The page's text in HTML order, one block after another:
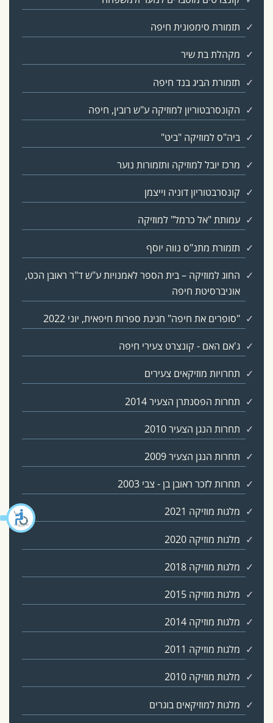
תזמורת סימפונית חיפה
מקהלת בת שיר
תזמורת הביג בנד חיפה
הקונסרבטוריון למוזיקה ע"ש רובין, חיפה
ביה"ס למוזיקה "ביט"
מרכז יובל למוזיקה ותזמורות נוער
קונסרבטוריון דוניה וייצמן
עמותת "אל כרמל" למוזיקה
תזמורת מתנ"ס נווה יוסף
החוג למוזיקה – בית הספר לאמנויות ע"ש ד"ר ראובן הכט,
אוניברסיטת חיפה
"סופרים את חיפה" חגיגת ספרות חיפאית, יוני 2022
ג'אם האם - קונצרט צעירי חיפה
תחרויות מוזיקאים צעירים
תחרות הפסנתרן הצעיר 2014
תחרות הנגן הצעיר 2010
תחרות הנגן הצעיר 2009
תחרות לזכר ראובן בן - צבי 2003
מלגות מוזיקה 2021
מלגות מוזיקה 2020
מלגות מוזיקה 2018
מלגות מוזיקה 2015
מלגות מוזיקה 2014
מלגות מוזיקה 2011
מלגות מוזיקה 2010
מלגות למוזיקאים בוגרים